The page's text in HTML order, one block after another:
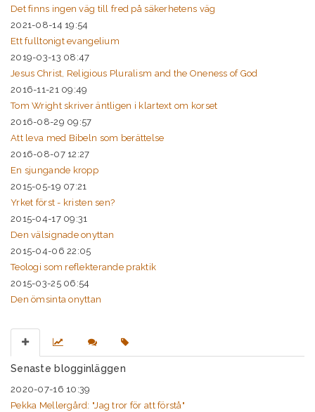
paganism
Det finns ingen väg till fred på säkerhetens väg
2021-08-14 19:54
Ett fulltonigt evangelium
2019-03-13 08:47
Jesus Christ, Religious Pluralism and the Oneness of God
2016-11-21 09:49
Tom Wright skriver äntligen i klartext om korset
2016-08-29 09:57
Att leva med Bibeln som berättelse
2016-08-07 12:27
En sjungande kropp
2015-05-19 07:21
Yrket först - kristen sen?
2015-04-17 09:31
Den välsignade onyttan
2015-04-06 22:05
Teologi som reflekterande praktik
2015-03-25 06:54
Den ömsinta onyttan
Senaste blogginläggen
2020-07-16 10:39
Pekka Mellergård: "Jag tror för att förstå"